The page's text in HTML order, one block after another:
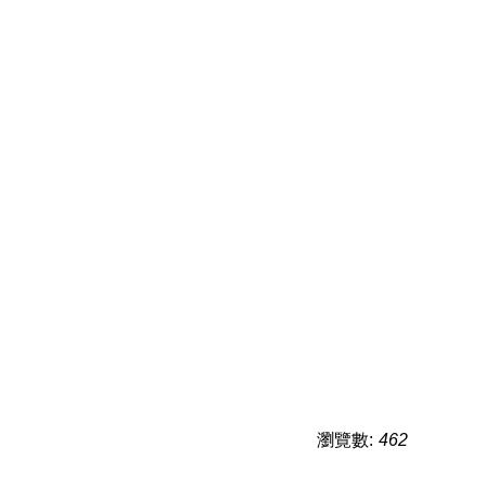
瀏覽數: 462